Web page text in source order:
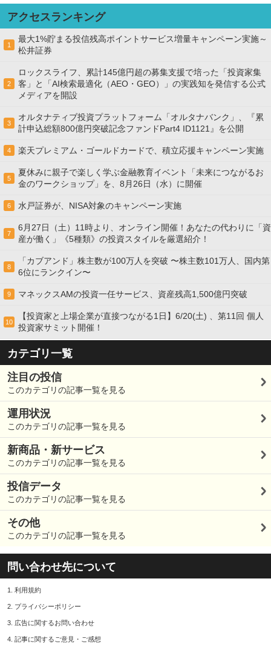
アクセスランキング
1
最大1%貯まる投信残高ポイントサービス増量キャンペーン実施～
松井証券
2
ロックスライフ、累計145億円超の募集支援で培った「投資家集
客」と「AI検索最適化（AEO・GEO）」の実践知を発信する公式
メディアを開設
3
オルタナティブ投資プラットフォーム「オルタナバンク」、『累
計申込総額800億円突破記念ファンドPart4 ID1121』を公開
4 楽天プレミアム・ゴールドカードで、積立応援キャンペーン実施
5
夏休みに親子で楽しく学ぶ金融教育イベント「未来につながるお
金のワークショップ」を、8月26日（水）に開催
6 水戸証券が、NISA対象のキャンペーン実施
7
6月27日（土）11時より、オンライン開催！あなたの代わりに「資
産が働く」《5種類》の投資スタイルを厳選紹介！
8
「カブアンド」株主数が100万人を突破 〜株主数101万人、国内第
6位にランクイン〜
9 マネックスAMの投資一任サービス、資産残高1,500億円突破
10
【投資家と上場企業が直接つながる1日】6/20(土) 、第11回 個人
投資家サミット開催！
カテゴリ一覧
注目の投信
このカテゴリの記事一覧を見る
運用状況
このカテゴリの記事一覧を見る
新商品・新サービス
このカテゴリの記事一覧を見る
投信データ
このカテゴリの記事一覧を見る
その他
このカテゴリの記事一覧を見る
問い合わせ先について
1. 利用規約
2. プライバシーポリシー
3. 広告に関するお問い合わせ
4. 記事に関するご意見・ご感想